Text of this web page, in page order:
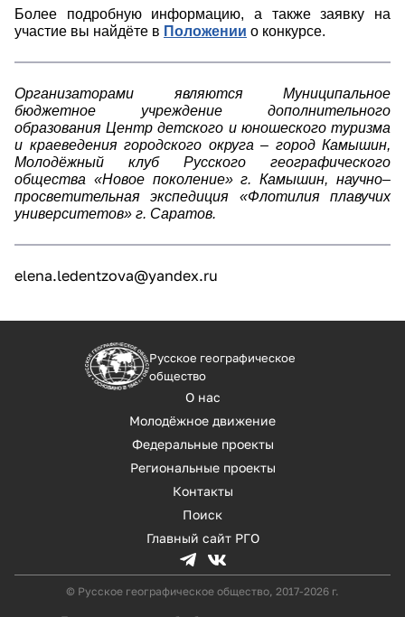
Более подробную информацию, а также заявку на
участие вы найдёте в Положении о конкурсе.
Организаторами являются Муниципальное
бюджетное учреждение дополнительного
образования Центр детского и юношеского туризма
и краеведения городского округа – город Камышин,
Молодёжный клуб Русского географического
общества «Новое поколение» г. Камышин, научно–
просветительная экспедиция «Флотилия плавучих
университетов» г. Саратов.
elena.ledentzova@yandex.ru
Русское географическое
общество
О нас
Молодёжное движение
Федеральные проекты
Региональные проекты
Контакты
Поиск
Главный сайт РГО
© Русское географическое общество, 2017-2026 г.